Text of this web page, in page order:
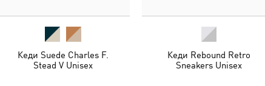
Кеди Suede Charles F.
Stead V Unisex
Кеди Rebound Retro
Sneakers Unisex